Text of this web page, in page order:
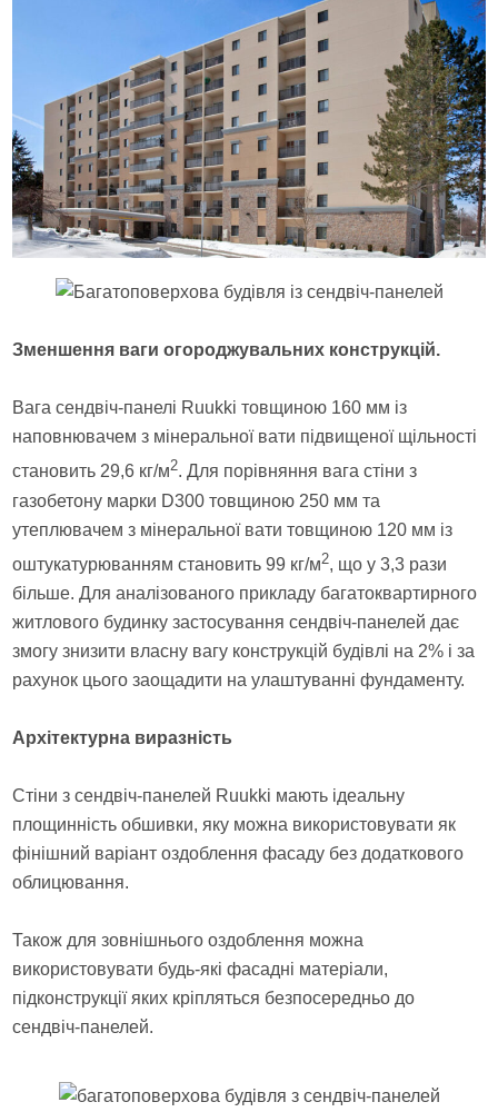
Зменшення ваги огороджувальних конструкцій.
Вага сендвіч-панелі Ruukki товщиною 160 мм із
наповнювачем з мінеральної вати підвищеної щільності
становить 29,6 кг/м2. Для порівняння вага стіни з
газобетону марки D300 товщиною 250 мм та
утеплювачем з мінеральної вати товщиною 120 мм із
оштукатурюванням становить 99 кг/м2, що у 3,3 рази
більше. Для аналізованого прикладу багатоквартирного
житлового будинку застосування сендвіч-панелей дає
змогу знизити власну вагу конструкцій будівлі на 2% і за
рахунок цього заощадити на улаштуванні фундаменту.
Архітектурна виразність
Стіни з сендвіч-панелей Ruukki мають ідеальну
площинність обшивки, яку можна використовувати як
фінішний варіант оздоблення фасаду без додаткового
облицювання.
Також для зовнішнього оздоблення можна
використовувати будь-які фасадні матеріали,
підконструкції яких кріпляться безпосередньо до
сендвіч-панелей.